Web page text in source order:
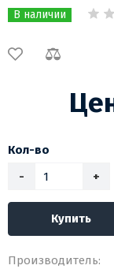
В наличии
Кол-во
-
+
Купить
Производитель: